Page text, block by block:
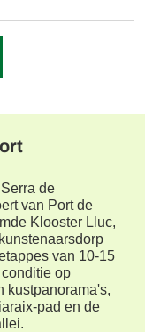
tabblad)
opent in nieuw
de
van Port de
Klooster Lluc,
van 10-15
op
kustpanorama's,
pad en de